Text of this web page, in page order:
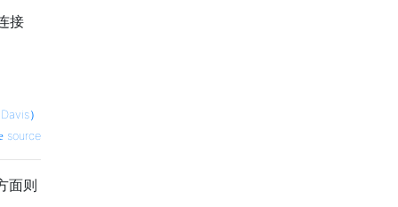
接
）
source
面则